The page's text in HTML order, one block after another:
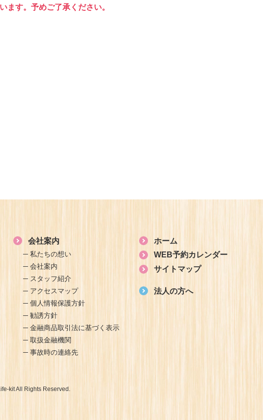
ます。予めご了承ください。
会社案内
私たちの想い
会社案内
スタッフ紹介
アクセスマップ
個人情報保護方針
勧誘方針
金融商品取引法に基づく表示
取扱金融機関
事故時の連絡先
ホーム
WEB予約カレンダー
サイトマップ
法人の方へ
kit All Rights Reserved.